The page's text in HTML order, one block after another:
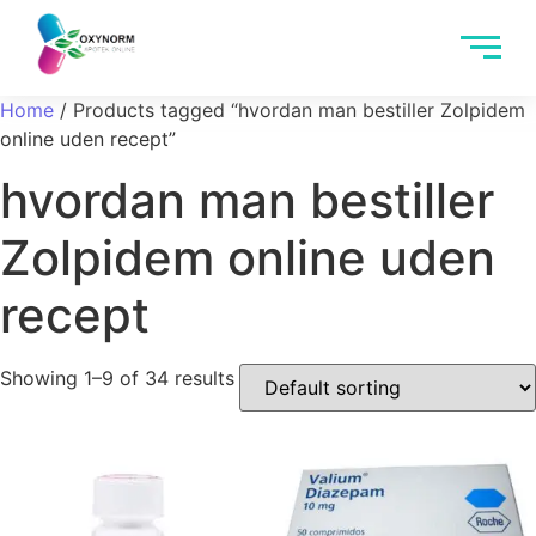
Home / Products tagged “hvordan man bestiller Zolpidem
online uden recept”
hvordan man bestiller
Zolpidem online uden
recept
Showing 1–9 of 34 results